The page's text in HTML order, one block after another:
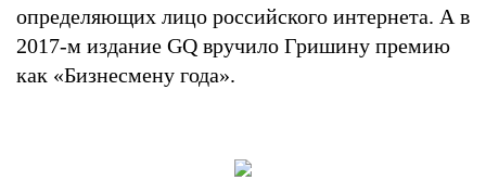
определяющих лицо российского интернета. А в
2017-м издание GQ вручило Гришину премию
как «Бизнесмену года».